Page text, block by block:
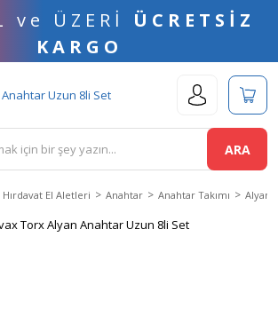
ve ÜZERİ ÜCRETSİZ
KARGO
ARA
Hırdavat El Aletleri Anahtar Anahtar Takımı Alyan